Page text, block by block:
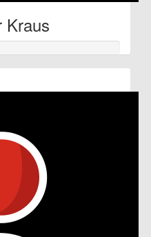
Kraus